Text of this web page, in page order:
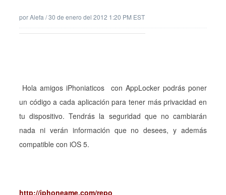
porAlefa /30 de enero del 2012 1:20 PM EST
Hola amigos iPhoniaticos con AppLocker podrás poner
un código a cada aplicación para tener más privacidad en
tu dispositivo. Tendrás la seguridad que no cambiarán
nada ni verán información que no desees, y además
compatible con iOS 5.
http://iphoneame.com/repo